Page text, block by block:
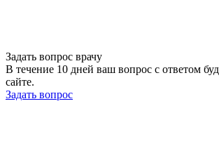
Задать вопрос врачу
В течение 10 дней ваш вопрос с ответом
сайте.
Задать вопрос